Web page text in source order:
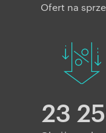
Ofert na
23